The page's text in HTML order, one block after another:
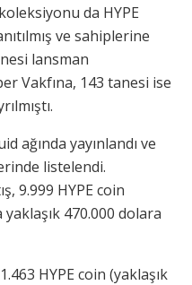
da HYPE
ve sahiplerine
lansman
Vakfına, 143 tanesi ise
ağında yayınlandı ve
listelendi.
9.999 HYPE coin
yaklaşık 470.000 dolara
HYPE coin (yaklaşık